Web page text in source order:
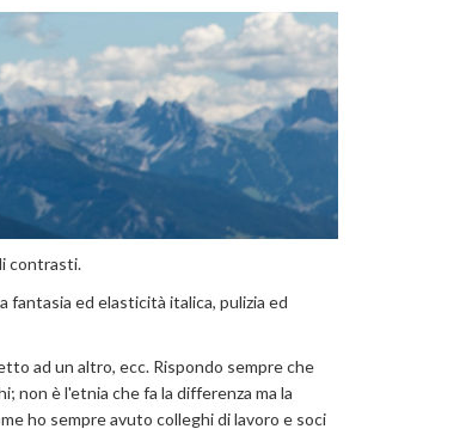
contrasti.
ed elasticità italica, pulizia ed
ad un altro, ecc. Rispondo sempre che
non è l'etnia che fa la differenza ma la
ho sempre avuto colleghi di lavoro e soci